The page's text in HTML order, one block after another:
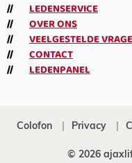
LEDENSERVICE
OVER ONS
VEELGESTELDE
CONTACT
LEDENPANEL
Colofon Privacy
© 2026